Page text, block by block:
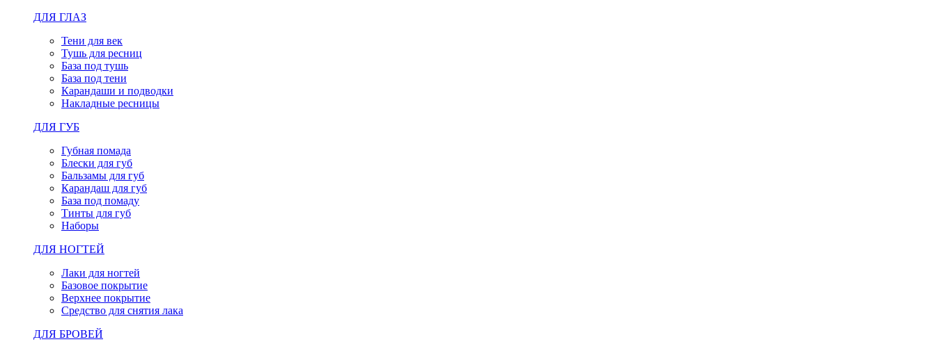
ДЛЯ ГЛАЗ
Тени для век
Тушь для ресниц
База под тушь
База под тени
Карандаши и подводки
Накладные ресницы
ДЛЯ ГУБ
Губная помада
Блески для губ
Бальзамы для губ
Карандаш для губ
База под помаду
Тинты для губ
Наборы
ДЛЯ НОГТЕЙ
Лаки для ногтей
Базовое покрытие
Верхнее покрытие
Средство для снятия лака
ДЛЯ БРОВЕЙ